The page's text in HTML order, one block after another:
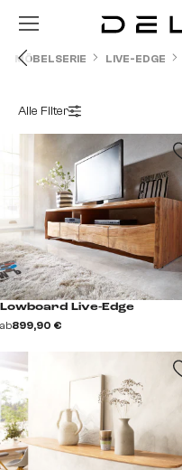
Zum Hauptinhalt springen
MÖBELSERIE LIVE-EDGE
Alle Filter
Lowboard Live-Edge
ab899,90 €